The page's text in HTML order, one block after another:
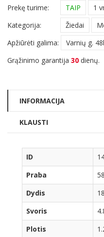
Prekę turime:
TAIP
1
Kategorija:
Žiedai
Apžiūrėti galima:
Varnių g.
Grąžinimo garantija 30 dienų.
INFORMACIJA
KLAUSTI
ID
Praba
Dydis
Svoris
Plotis